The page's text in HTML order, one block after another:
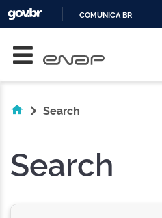
COMUNICA BR
Search
Search